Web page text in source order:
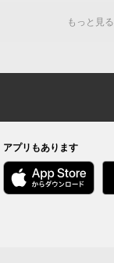
もっと見る
アプリもあります